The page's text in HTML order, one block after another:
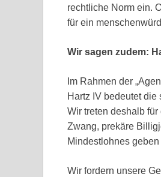
rechtliche Norm ein.
für ein
Wir sagen zudem:
Im Rahmen der
Hartz IV bedeutet
Wir treten deshalb
Zwang, prekäre
Mindestlohnes
Wir fordern unsere